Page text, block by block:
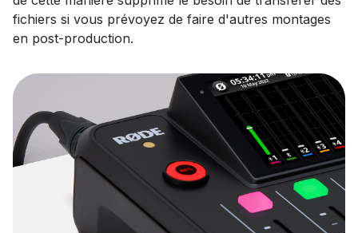
fichiers si vous prévoyez de faire d'autres montages
en post-production.